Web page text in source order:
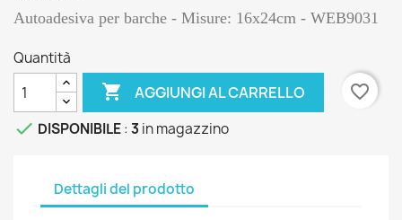
Autoadesiva per barche - Misure: 16x24cm - WEB9031
Quantità
 AGGIUNGI AL CARRELLO
favorite_border
 DISPONIBILE: 3 in magazzino
Dettagli del prodotto